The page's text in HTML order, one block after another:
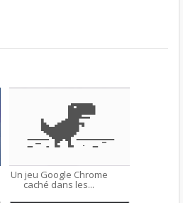
Un jeu Google Chrome
caché dans les...